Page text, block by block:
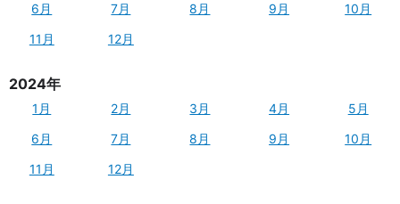
6月
7月 8月 9月
10月
11月
12月
2024年
1月 2月 3月 4月
5月
6月
7月 8月 9月
10月
11月
12月